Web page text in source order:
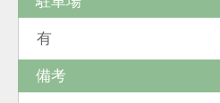
有
備考